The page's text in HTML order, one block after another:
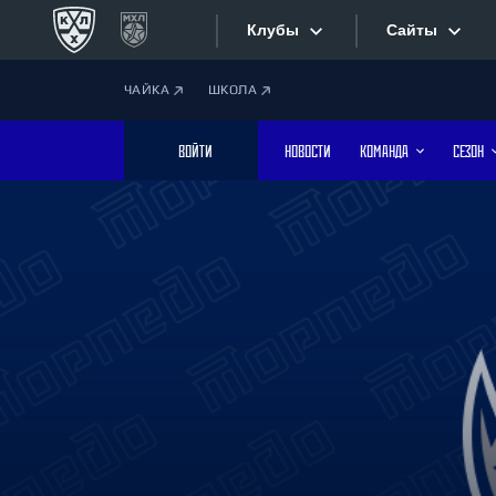
Клубы
Дивизион Боброва
Лада
Сайты
Фотобанк
ЧАЙКА ШКОЛА
ВОЙТИ НОВОСТИ КОМАНДА СЕЗОН